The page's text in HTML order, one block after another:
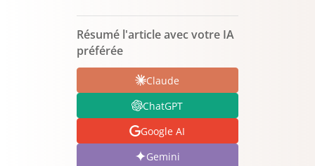
Résumé l'article avec votre IA
préférée
Claude
ChatGPT
Google AI
Gemini